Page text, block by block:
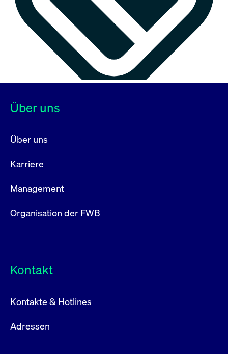
Über uns
Über uns
Karriere
Management
Organisation der FWB
Kontakt
Kontakte & Hotlines
Adressen